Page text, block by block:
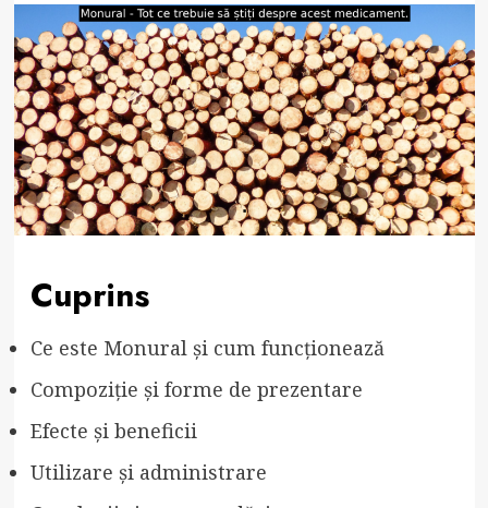
Cuprins
Ce este Monural și cum funcționează
Compoziție și forme de prezentare
Efecte și beneficii
Utilizare și administrare